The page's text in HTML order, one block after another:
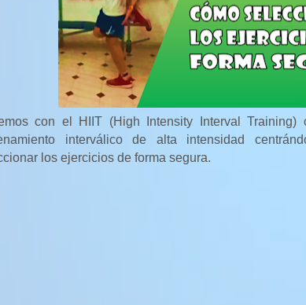
con el HIIT (High Intensity Interval Training)
interválico de alta intensidad
los ejercicios de forma segura.